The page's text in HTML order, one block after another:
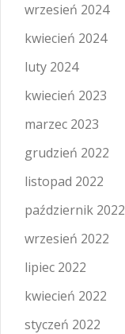
wrzesień 2024
kwiecień 2024
luty 2024
kwiecień 2023
marzec 2023
grudzień 2022
listopad 2022
październik 2022
wrzesień 2022
lipiec 2022
kwiecień 2022
styczeń 2022